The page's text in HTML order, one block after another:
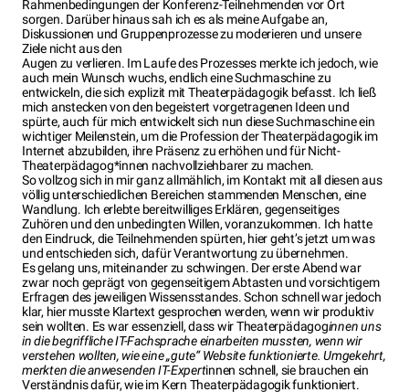
Rahmenbedingungen der Konferenz-Teilnehmenden vor Ort
sorgen. Darüber hinaus sah ich es als meine Aufgabe an,
Diskussionen und Gruppenprozesse zu moderieren und unsere
Ziele nicht aus den
Augen zu verlieren. Im Laufe des Prozesses merkte ich jedoch, wie
auch mein Wunsch wuchs, endlich eine Suchmaschine zu
entwickeln, die sich explizit mit Theaterpädagogik befasst. Ich ließ
mich anstecken von den begeistert vorgetragenen Ideen und
spürte, auch für mich entwickelt sich nun diese Suchmaschine ein
wichtiger Meilenstein, um die Profession der Theaterpädagogik im
Internet abzubilden, ihre Präsenz zu erhöhen und für Nicht-
Theaterpädagog*innen nachvollziehbarer zu machen.
So vollzog sich in mir ganz allmählich, im Kontakt mit all diesen aus
völlig unterschiedlichen Bereichen stammenden Menschen, eine
Wandlung. Ich erlebte bereitwilliges Erklären, gegenseitiges
Zuhören und den unbedingten Willen, voranzukommen. Ich hatte
den Eindruck, die Teilnehmenden spürten, hier geht’s jetzt um was
und entschieden sich, dafür Verantwortung zu übernehmen.
Es gelang uns, miteinander zu schwingen. Der erste Abend war
zwar noch geprägt von gegenseitigem Abtasten und vorsichtigem
Erfragen des jeweiligen Wissensstandes. Schon schnell war jedoch
klar, hier musste Klartext gesprochen werden, wenn wir produktiv
sein wollten. Es war essenziell, dass wir Theaterpädagoginnen uns
in die begriffliche IT-Fachsprache einarbeiten mussten, wenn wir
verstehen wollten, wie eine „gute“ Website funktionierte. Umgekehrt,
merkten die anwesenden IT-Expertinnen schnell, sie brauchen ein
Verständnis dafür, wie im Kern Theaterpädagogik funktioniert.